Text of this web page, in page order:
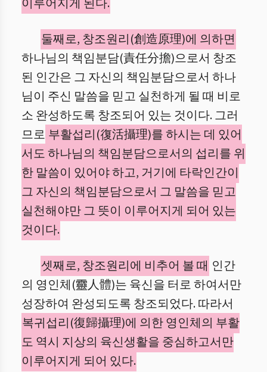
이루어지게 된다.
둘째로, 창조원리(創造原理)에 의하면
하나님의 책임분담(責任分擔)으로서 창조
된 인간은 그 자신의 책임분담으로서 하나
님이 주신 말씀을 믿고 실천하게 될 때 비로
소 완성하도록 창조되어 있는 것이다. 그러
므로 부활섭리(復活攝理)를 하시는 데 있어
서도 하나님의 책임분담으로서의 섭리를 위
한 말씀이 있어야 하고, 거기에 타락인간이
그 자신의 책임분담으로서 그 말씀을 믿고
실천해야만 그 뜻이 이루어지게 되어 있는
것이다.
셋째로, 창조원리에 비추어 볼 때 인간
의 영인체(靈人體)는 육신을 터로 하여서만
성장하여 완성되도록 창조되었다. 따라서
복귀섭리(復歸攝理)에 의한 영인체의 부활
도 역시 지상의 육신생활을 중심하고서만
이루어지게 되어 있다.